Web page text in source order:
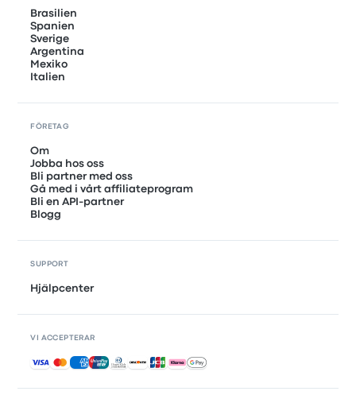
Brasilien
Spanien
Sverige
Argentina
Mexiko
Italien
FÖRETAG
Om
Jobba hos oss
Bli partner med oss
Gå med i vårt affiliateprogram
Bli en API-partner
Blogg
SUPPORT
Hjälpcenter
VI ACCEPTERAR
Accepterade betalningar